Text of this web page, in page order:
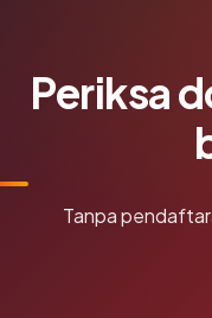
Periksa
Tanpa